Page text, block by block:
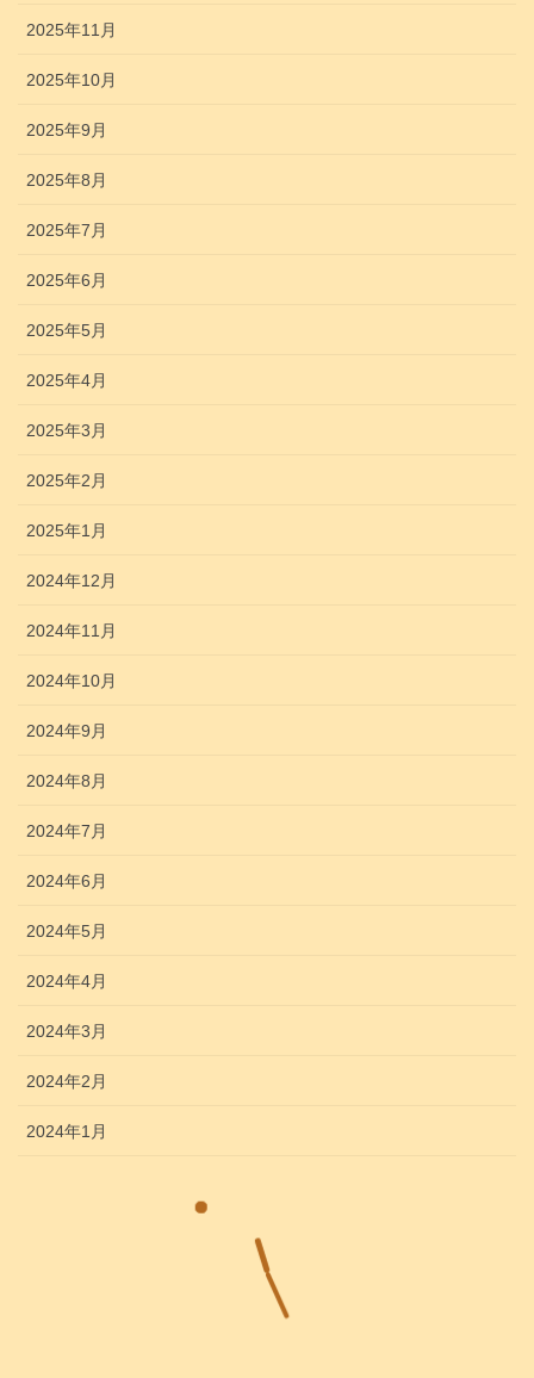
2025年11月
2025年10月
2025年9月
2025年8月
2025年7月
2025年6月
2025年5月
2025年4月
2025年3月
2025年2月
2025年1月
2024年12月
2024年11月
2024年10月
2024年9月
2024年8月
2024年7月
2024年6月
2024年5月
2024年4月
2024年3月
2024年2月
2024年1月